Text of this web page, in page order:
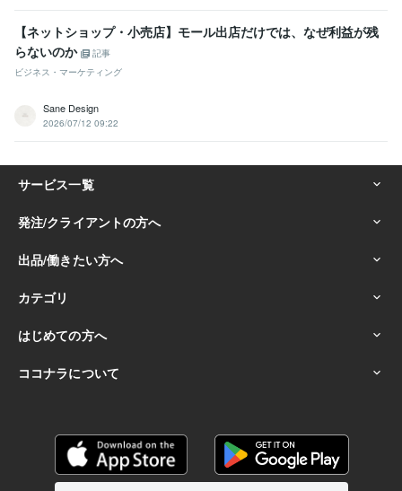
【ネットショップ・小売店】モール出店だけでは、なぜ利益が残
らないのか
記事
ビジネス・マーケティング
Sane Design
2026/07/12 09:22